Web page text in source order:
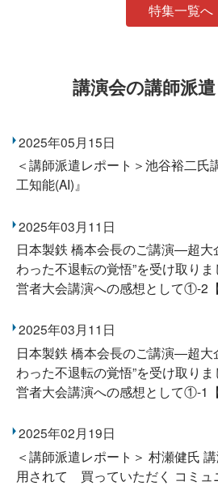
特集一覧へ
講演会の講師派
2025年05月15日
＜講師派遣レポート＞池谷裕二氏
工知能(AI)』
2025年03月11日
日本製鉄 橋本会長のご講演―超大
わった不退転の覚悟”を受け取り
営者大会講演への感想として①-2【
2025年03月11日
日本製鉄 橋本会長のご講演―超大
わった不退転の覚悟”を受け取り
営者大会講演への感想として①-1【
2025年02月19日
＜講師派遣レポート＞ 村瀬健氏
用されて 買っていただく コミュ